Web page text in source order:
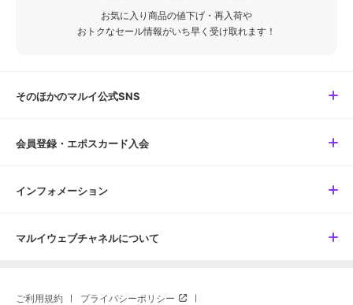
お気に入り商品の値下げ・再入荷や
おトクなセール情報がいち早く受け取れます！
そのほかのマルイ公式SNS
会員登録・エポスカード入会
インフォメーション
マルイウェブチャネルについて
ご利用規約 プライバシーポリシー